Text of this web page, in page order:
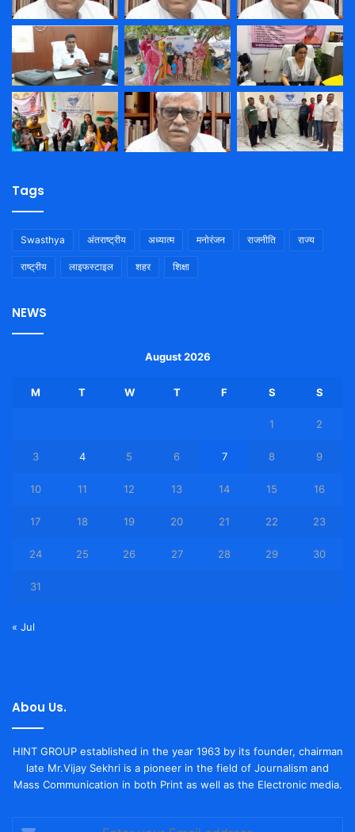
Tags
Swasthya अंतराष्ट्रीय अध्यात्म मनोरंजन राजनीति राज्य
राष्ट्रीय लाइफस्टाइल शहर शिक्षा
NEWS
August 2026
M T W T F S S
1 2
3 4 5 6 7 8 9
10 11 12 13 14 15 16
17 18 19 20 21 22 23
24 25 26 27 28 29 30
31
« Jul
Abou Us.
HINT GROUP established in the year 1963 by its founder, chairman
late Mr.Vijay Sekhri is a pioneer in the field of Journalism and
Mass Communication in both Print as well as the Electronic media.